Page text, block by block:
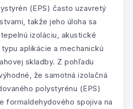
(EPS) často uzavretý
takže jeho úloha sa
izoláciu, akustické
aplikácie a mechanickú
skladby. Z pohľadu
že samotná izolačná
polystyrénu (EPS)
formaldehydového spojiva na